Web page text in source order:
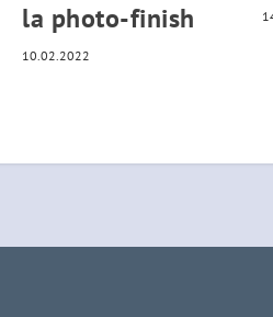
la photo-finish
10.02.2022